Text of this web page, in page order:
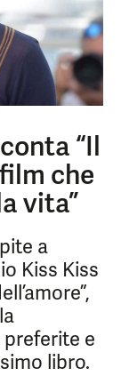
“Il
che
vita”
a
Kiss Kiss
preferite e
libro.